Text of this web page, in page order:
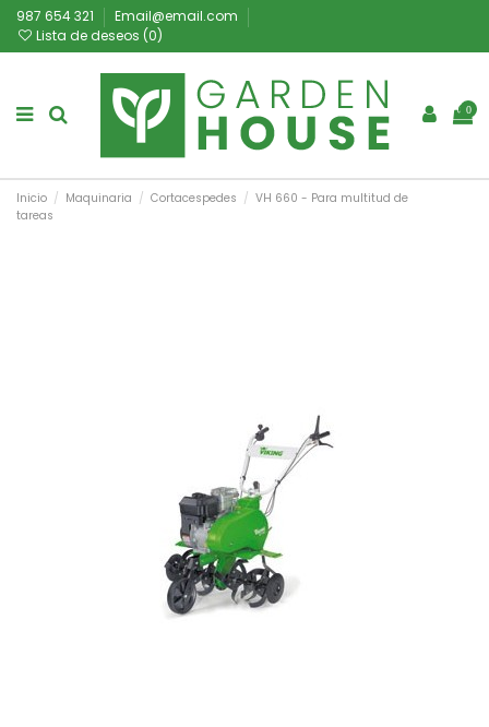
987 654 321
Email@email.com
Lista de deseos (0)
0
Inicio Maquinaria Cortacespedes
VH 660 - Para multitud de
tareas